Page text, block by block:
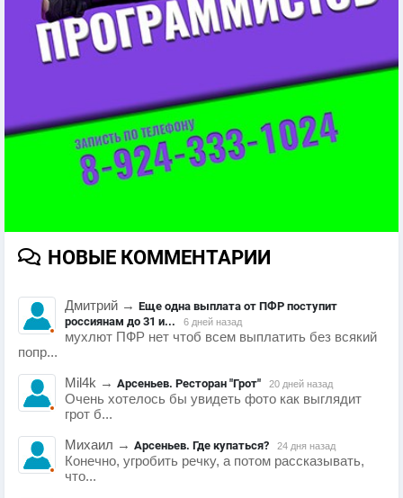
НОВЫЕ КОММЕНТАРИИ
Дмитрий → Еще одна выплата от ПФР поступит
россиянам до 31 и...
6 дней назад
мухлют ПФР нет чтоб всем выплатить без всякий
попр...
Mil4k → Арсеньев. Ресторан "Грот" 20 дней назад
Очень хотелось бы увидеть фото как выглядит
грот б...
Михаил → Арсеньев. Где купаться? 24 дня назад
Конечно, угробить речку, а потом рассказывать,
что...